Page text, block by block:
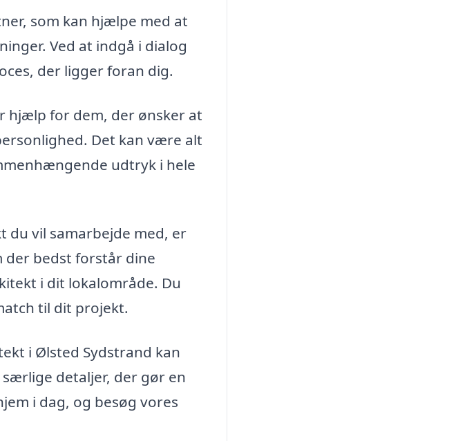
som kan hjælpe med at
Ved at indgå i dialog
der ligger foran dig.
hjælp for dem, der ønsker at
Det kan være alt
udtryk i hele
vil samarbejde med, er
der bedst forstår dine
i dit lokalområde. Du
til dit projekt.
i Ølsted Sydstrand kan
detaljer, der gør en
i dag, og besøg vores